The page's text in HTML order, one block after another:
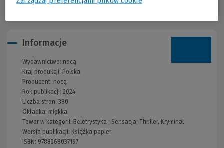
Informacje
Wydawnictwo: nocą
Kraj produkcji: Polska
Producent: nocą
Rok publikacji: 2024
Liczba stron: 380
Okładka: miękka
Towar w kategorii: Beletrystyka , Sensacja, Thriller, Kryminał
Wersja publikacji: Książka papier
ISBN: 9788368037197